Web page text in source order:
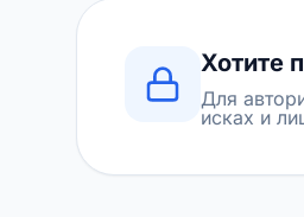
Хотите
Для
исках и